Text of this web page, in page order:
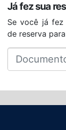
Já fez sua
Se você já
de reserva